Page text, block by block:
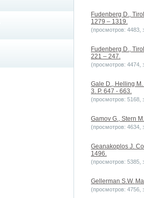
Fudenberg D.,
1279 – 1319.
(просмотров: 4483,
Fudenberg D.,
221 – 247.
(просмотров: 4474,
Gale D., Helling
3. P. 647 - 663.
(просмотров: 5168,
Gamov G., Stern
(просмотров: 4634,
Geanakoplos J.
1496.
(просмотров: 5385,
Gellerman S.W.
(просмотров: 4756,